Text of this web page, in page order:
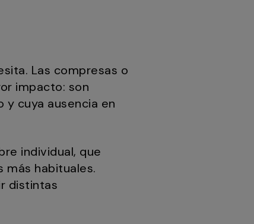
Las compresas o
impacto: son
cuya ausencia en
individual, que
más habituales.
distintas